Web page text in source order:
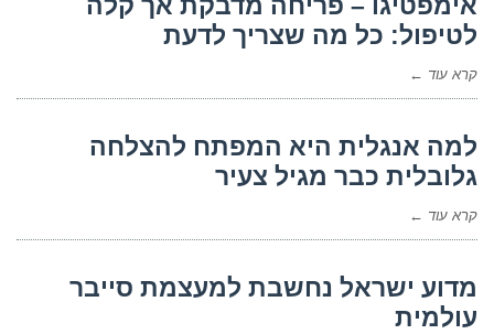
אימפטיגו – פריחה מדבקת אך קלה
לטיפול: כל מה שצריך לדעת
קרא עוד ←
למה אנגלית היא המפתח להצלחה
גלובלית כבר מגיל צעיר
קרא עוד ←
מדוע ישראל נחשבת למעצמת סייבר
עולמית